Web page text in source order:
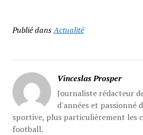
Publié dansActualité
Vinceslas Prosper
Journaliste rédacteur
d'années et passionné
sportive, plus particulièrement les
football.